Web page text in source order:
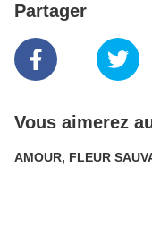
Partager
Vous aimerez
AMOUR, FLEUR